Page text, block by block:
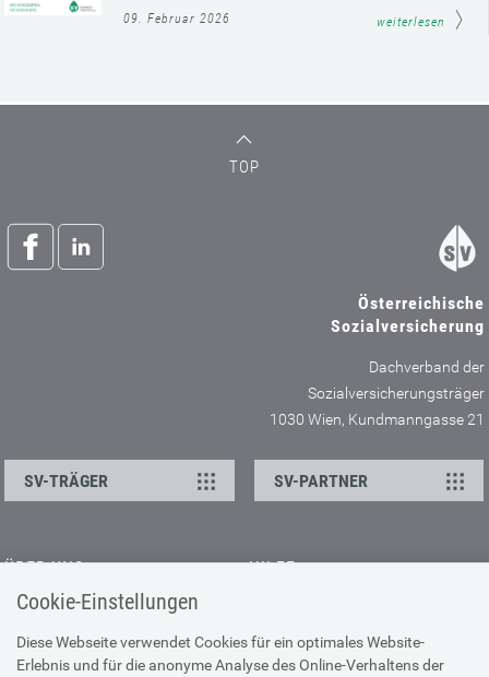
Cookie-Einstellungen
Diese Webseite verwendet Cookies für ein optimales Website-
Erlebnis und für die anonyme Analyse des Online-Verhaltens der
09. Februar 2026 weiterlesen
TOP
Österreichische
Sozialversicherung
Dachverband der
Sozialversicherungsträger
1030 Wien, Kundmanngasse 21
SV-TRÄGER SV-PARTNER
ÜBER UNS
Kontakt
Offene Stellen
Presse
HILFE
Browser-Info & Sicherheit
Hilfe zur Suche